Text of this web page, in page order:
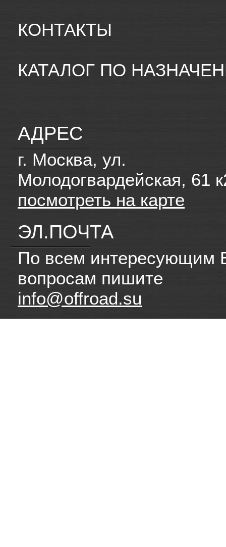
КОНТАКТЫ
КАТАЛОГ ПО
АДРЕС
г. Москва, ул.
Молодогвардейская, 61
посмотреть на карте
ЭЛ.ПОЧТА
По всем интересующим
вопросам пишите
info@offroad.su